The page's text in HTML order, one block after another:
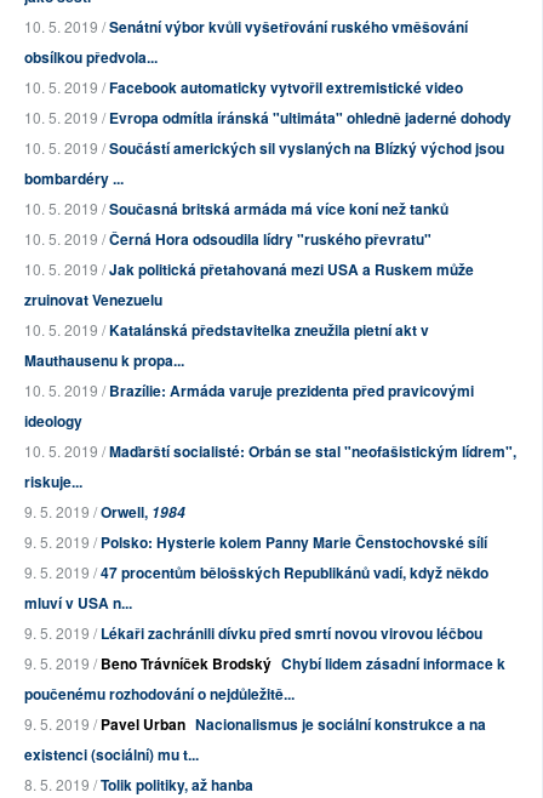
10. 5. 2019 /Senátní výbor kvůli vyšetřování ruského vměšování
obsílkou předvola...
10. 5. 2019 /Facebook automaticky vytvořil extremistické video
10. 5. 2019 /Evropa odmítla íránská "ultimáta" ohledně jaderné dohody
10. 5. 2019 /Součástí amerických sil vyslaných na Blízký východ jsou
bombardéry ...
10. 5. 2019 /Současná britská armáda má více koní než tanků
10. 5. 2019 /Černá Hora odsoudila lídry "ruského převratu"
10. 5. 2019 /Jak politická přetahovaná mezi USA a Ruskem může
zruinovat Venezuelu
10. 5. 2019 /Katalánská představitelka zneužila pietní akt v
Mauthausenu k propa...
10. 5. 2019 /Brazílie: Armáda varuje prezidenta před pravicovými
ideology
10. 5. 2019 /Maďarští socialisté: Orbán se stal "neofašistickým lídrem",
riskuje...
9. 5. 2019 /Orwell, 1984
9. 5. 2019 /Polsko: Hysterie kolem Panny Marie Čenstochovské sílí
9. 5. 2019 /47 procentům bělošských Republikánů vadí, když někdo
mluví v USA n...
9. 5. 2019 /Lékaři zachránili dívku před smrtí novou virovou léčbou
9. 5. 2019 /Beno Trávníček Brodský Chybí lidem zásadní informace k
poučenému rozhodování o nejdůležitě...
9. 5. 2019 /Pavel Urban Nacionalismus je sociální konstrukce a na
existenci (sociální) mu t...
8. 5. 2019 /Tolik politiky, až hanba